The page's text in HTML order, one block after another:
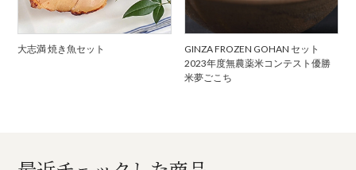
大志満 焼き魚セット
GINZA FROZEN GOHAN セット
2023年度無農薬米コンテスト優勝
米夢ごこち